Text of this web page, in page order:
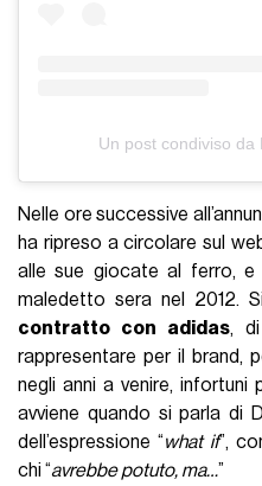
Un post condiviso da
Nelle ore successive
ha ripreso a circolare sul
alle sue giocate al ferro, e
maledetto sera nel 2012.
contratto con adidas,
rappresentare per il brand,
negli anni a venire, infortuni
avviene quando si parla di
dell’espressione “what if”,
chi “avrebbe potuto, ma…”